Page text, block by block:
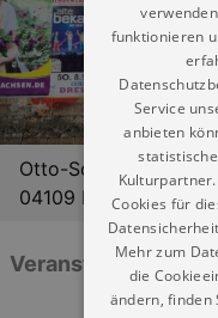
Otto-Schill-Straße 7
04109 Leipzig
Veranstaltungen:
funktionieren
Service
anbieten
Cookies für
Mehr zum
die
ändern, finden